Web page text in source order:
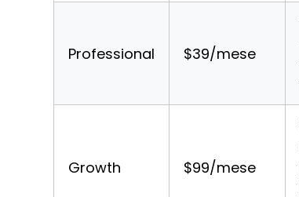
Professional $39/mese
Growth $99/mese